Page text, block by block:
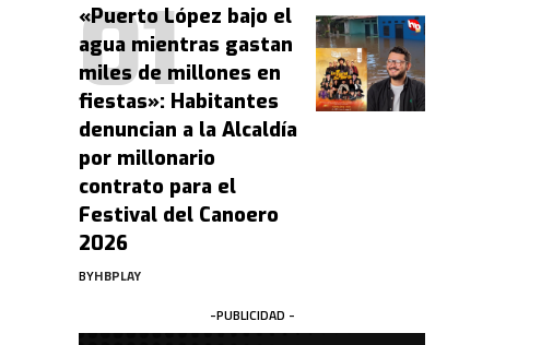
«Puerto López bajo el
agua mientras gastan
miles de millones en
fiestas»: Habitantes
denuncian a la Alcaldía
por millonario
contrato para el
Festival del Canoero
2026
BYHBPLAY
-PUBLICIDAD -